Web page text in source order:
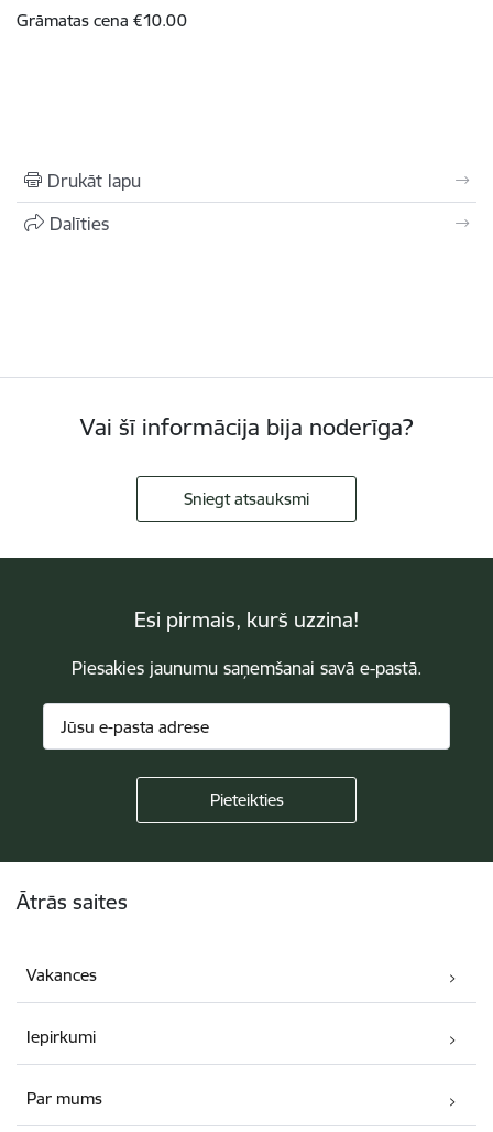
Grāmatas cena €10.00
Drukāt lapu
Dalīties
Vai šī informācija bija noderīga?
Sniegt atsauksmi
Esi pirmais, kurš uzzina!
Piesakies jaunumu saņemšanai savā e-pastā.
Ātrās saites
Vakances
Iepirkumi
Par mums